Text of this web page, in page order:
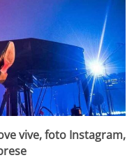
vive, foto Instagram,